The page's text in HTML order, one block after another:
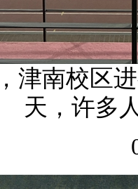
津南校区
天，许多